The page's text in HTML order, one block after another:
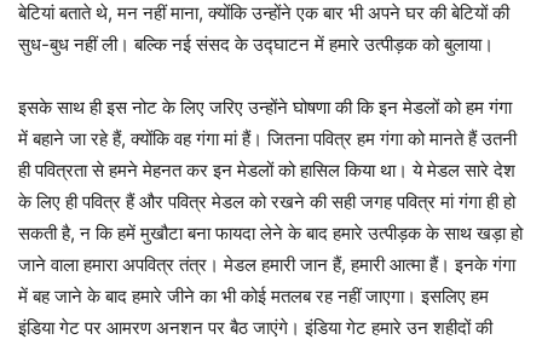
बेटियां बताते थे, मन नहीं माना, क्योंकि उन्होंने एक बार भी अपने घर की बेटियों की
सुध-बुध नहीं ली। बल्कि नई संसद के उद्घाटन में हमारे उत्पीड़क को बुलाया।
इसके साथ ही इस नोट के लिए जरिए उन्होंने घोषणा की कि इन मेडलों को हम गंगा
में बहाने जा रहे हैं, क्योंकि वह गंगा मां हैं। जितना पवित्र हम गंगा को मानते हैं उतनी
ही पवित्रता से हमने मेहनत कर इन मेडलों को हासिल किया था। ये मेडल सारे देश
के लिए ही पवित्र हैं और पवित्र मेडल को रखने की सही जगह पवित्र मां गंगा ही हो
सकती है, न कि हमें मुखौटा बना फायदा लेने के बाद हमारे उत्पीड़क के साथ खड़ा हो
जाने वाला हमारा अपवित्र तंत्र। मेडल हमारी जान हैं, हमारी आत्मा हैं। इनके गंगा
में बह जाने के बाद हमारे जीने का भी कोई मतलब रह नहीं जाएगा। इसलिए हम
इंडिया गेट पर आमरण अनशन पर बैठ जाएंगे। इंडिया गेट हमारे उन शहीदों की